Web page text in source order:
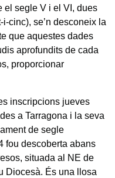
el segle V i el VI, dues
cinc), se’n desconeix la
que aquestes dades
aprofundits de cada
proporcionar
inscripcions jueves
a Tarragona i la seva
de segle
fou descoberta abans
situada al NE de
Diocesà. És una llosa